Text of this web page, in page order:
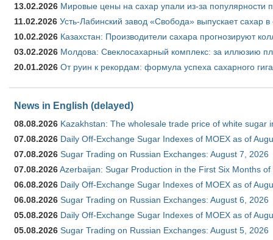
13.02.2026 Мировые цены на сахар упали из-за популярности
11.02.2026 Усть-Лабинский завод «Свобода» выпускает сахар в
10.02.2026 Казахстан: Производители сахара прогнозируют
03.02.2026 Молдова: Свеклосахарный комплекс: за иллюзию
20.01.2026 От руин к рекордам: формула успеха сахарного
News in English (delayed)
08.08.2026 Kazakhstan: The wholesale trade price of white sugar
07.08.2026 Daily Off-Exchange Sugar Indexes of MOEX as of
07.08.2026 Sugar Trading on Russian Exchanges: August 7, 2026
07.08.2026Azerbaijan: Sugar Production in the First Six Months of
06.08.2026 Daily Off-Exchange Sugar Indexes of MOEX as of
06.08.2026 Sugar Trading on Russian Exchanges: August 6, 2026
05.08.2026 Daily Off-Exchange Sugar Indexes of MOEX as of
05.08.2026 Sugar Trading on Russian Exchanges: August 5, 2026